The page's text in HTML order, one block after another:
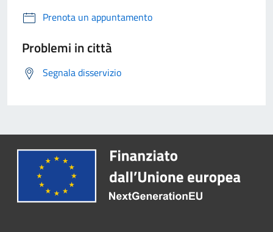
Prenota un appuntamento
Problemi in città
Segnala disservizio